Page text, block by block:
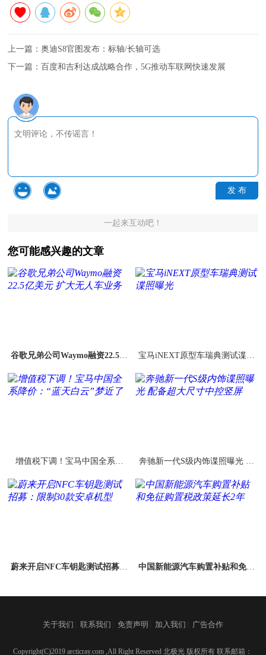
上一篇：奥迪S8官图发布：标轴/长轴可选
下一篇： 百度和吉利达成战略合作，5G推动车联网快速发展
发 布
一起来互动吧！
您可能感兴趣的文章
谷歌兄弟公司Waymo融资22.5亿
宝马iNEXT原型车瑞典测试谍照
增值税下调！宝马中国全系降
奔驰新一代S级内饰谍照曝光 配
蔚来开启NFC车钥匙测试招募：
中国新能源汽车购置补贴和免征
关于我们 联系我们 免责声明 加入我们 广告合作
Copyright(C)2019 arcticray.com ,All Right Reserved 北极光 版权所有 联系邮箱：